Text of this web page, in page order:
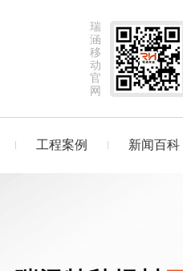
瑞
涵
移
动
官
网
工程案例 新闻百科